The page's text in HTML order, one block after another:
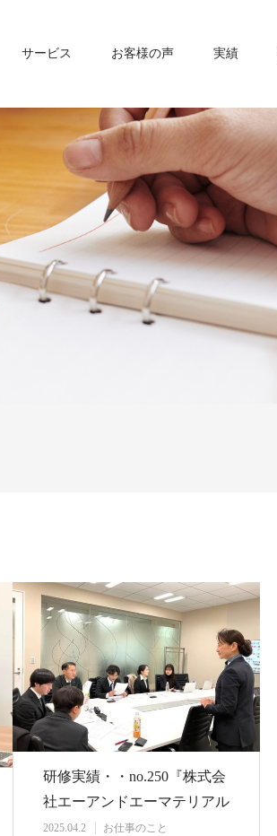
サービス お客様の声 実績
研修実績・・no.250『株式会
社エーアンドエーマテリアル
さま』新入…
2025.04.2 お仕事のこと